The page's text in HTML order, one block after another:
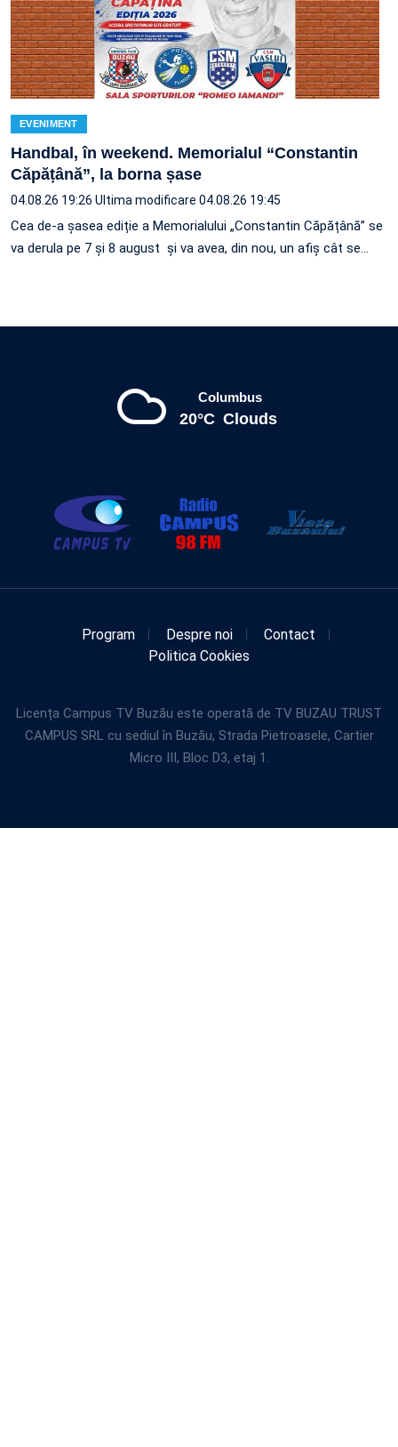
EVENIMENT
Handbal, în weekend. Memorialul “Constantin
Căpățână”, la borna șase
04.08.26 19:26 Ultima modificare 04.08.26 19:45
Cea de-a șasea ediție a Memorialului „Constantin Căpățână” se
va derula pe 7 și 8 august și va avea, din nou, un afiș cât se…
Columbus
20°C Clouds
Program Despre noi
Contact
Politica Cookies
Licența Campus TV Buzău este operată de TV BUZAU TRUST
CAMPUS SRL cu sediul în Buzău, Strada Pietroasele, Cartier
Micro III, Bloc D3, etaj 1.